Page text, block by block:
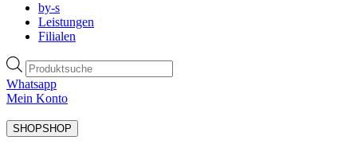
by-s
Leistungen
Filialen
Products
search
Whatsapp
Mein Konto
SHOPSHOP